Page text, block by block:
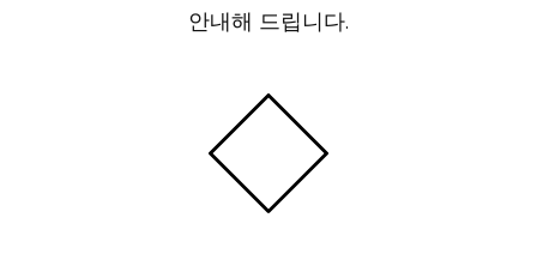
안내해 드립니다.